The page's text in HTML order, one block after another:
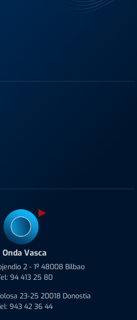
Onda Vasca
2 - 1º 48008 Bilbao
94 413 25 80
23-25 20018 Donostia
943 42 36 44